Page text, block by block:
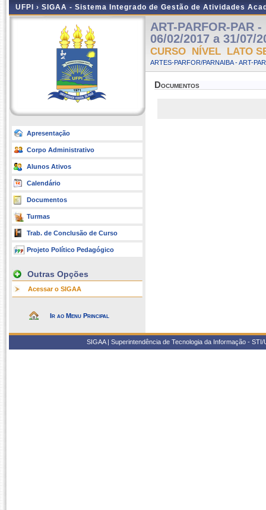
UFPI › SIGAA - Sistema Integrado de Gestão de Atividades
Apresentação
Corpo Administrativo
Alunos Ativos
Calendário
Documentos
Turmas
Trab. de Conclusão de Curso
Projeto Político Pedagógico
Outras Opções
Acessar o SIGAA
Ir ao Menu Principal
ART-PARFOR-PAR
06/02/2017 a 31/07/
CURSO NÍVEL LATO
ARTES-PARFOR/PARNAIBA - ART-
Documentos
SIGAA | Superintendência de Tecnologia da Informação -